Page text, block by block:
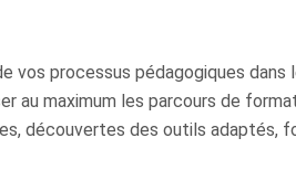
vos processus pédagogiques
au maximum les parcours de
découvertes des outils adaptés,